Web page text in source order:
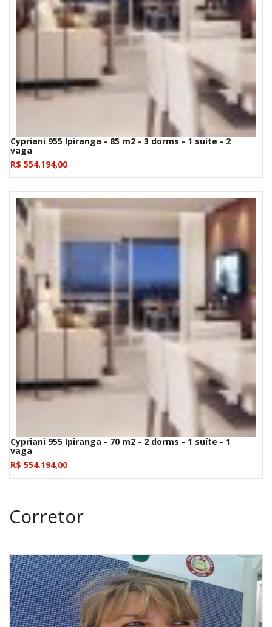
Cypriani 955 Ipiranga - 85 m2 - 3 dorms - 1 suíte - 2
vaga
R$ 554.194,00
Cypriani 955 Ipiranga - 70 m2 - 2 dorms - 1 suíte - 1
vaga
R$ 554.194,00
Corretor